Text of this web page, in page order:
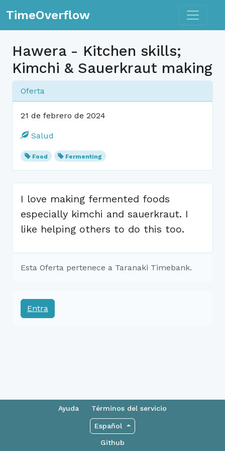
TimeOverflow Toggle
Hawera - Kitchen skills;
Kimchi & Sauerkraut making
Oferta
21 de febrero de 2024
Salud
Food Fermenting
I love making fermented foods
especially kimchi and sauerkraut. I
like helping others to do this too.
Esta Oferta pertenece a Taranaki Timebank.
Entra
Ayuda Términos del servicio
Español
Github